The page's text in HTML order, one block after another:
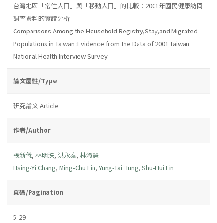
台灣地區「常住人口」與「移動人口」的比較：2001年國民健康訪問
調查資料的實證分析
Comparisons Among the Household Registry,Stay,and Migrated
Populations in Taiwan :Evidence from the Data of 2001 Taiwan
National Health Interview Survey
論文屬性/Type
研究論文 Article
作者/Author
張新儀, 林明珠, 洪永泰, 林淑慧
Hsing-Yi Chang, Ming-Chu Lin, Yung-Tai Hung, Shu-Hui Lin
頁碼/Pagination
5-29